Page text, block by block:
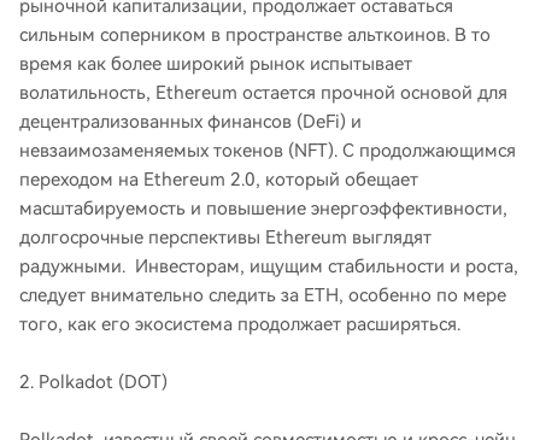
рыночной капитализации, продолжает оставаться
сильным соперником в пространстве альткоинов. В то
время как более широкий рынок испытывает
волатильность, Ethereum остается прочной основой для
децентрализованных финансов (DeFi) и
невзаимозаменяемых токенов (NFT). С продолжающимся
переходом на Ethereum 2.0, который обещает
масштабируемость и повышение энергоэффективности,
долгосрочные перспективы Ethereum выглядят
радужными. Инвесторам, ищущим стабильности и роста,
следует внимательно следить за ETH, особенно по мере
того, как его экосистема продолжает расширяться.
2. Polkadot (DOT)